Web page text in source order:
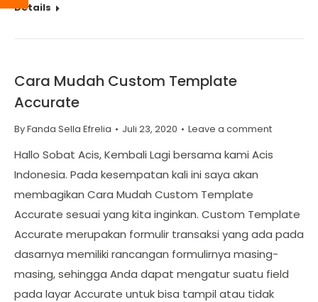
Details
Cara Mudah Custom Template
Accurate
ByFanda Sella Efrelia Juli 23, 2020 Leave a comment
Hallo Sobat Acis, Kembali Lagi bersama kami Acis
Indonesia. Pada kesempatan kali ini saya akan
membagikan Cara Mudah Custom Template
Accurate sesuai yang kita inginkan. Custom Template
Accurate merupakan formulir transaksi yang ada pada
dasarnya memiliki rancangan formulirnya masing-
masing, sehingga Anda dapat mengatur suatu field
pada layar Accurate untuk bisa tampil atau tidak